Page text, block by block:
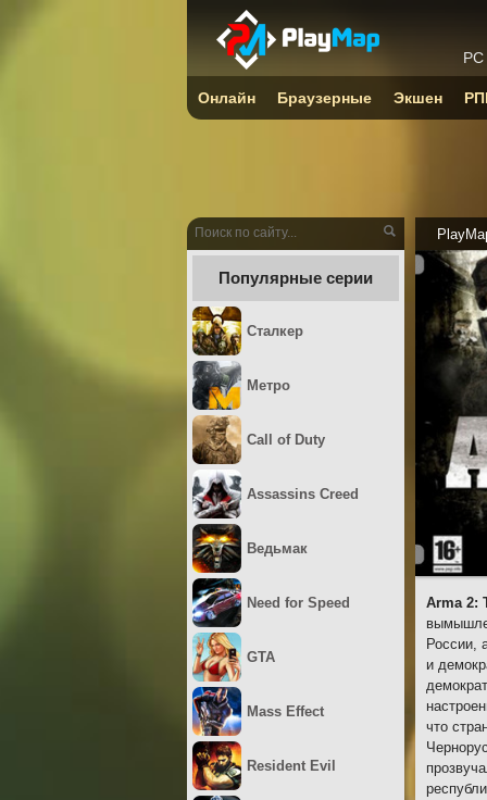
Arma 2:
России,
и
что
Популярные серии
Сталкер
Метро
Call of Duty
Assassins Creed
Ведьмак
Need for Speed
GTA
Mass Effect
Resident Evil
Онлайн Браузерные Экшен